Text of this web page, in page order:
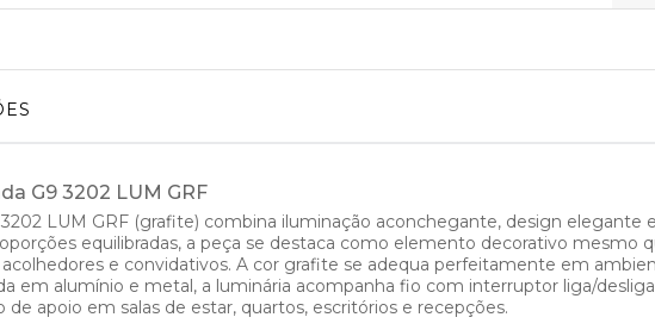
G9 3202 LUM GRF
LUM GRF (grafite) combina iluminação aconchegante, design elegante
equilibradas, a peça se destaca como elemento decorativo mesmo
e convidativos. A cor grafite se adequa perfeitamente em
em alumínio e metal, a luminária acompanha fio com interruptor liga/
apoio em salas de estar, quartos, escritórios e recepções.